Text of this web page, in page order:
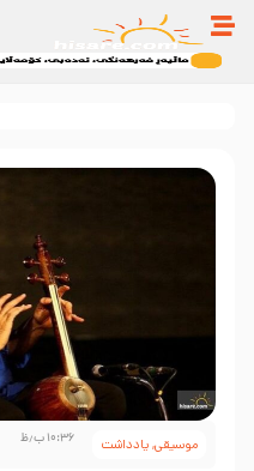
موسیقی,یادداشت ۱۰:۳۶ ب٫ظ